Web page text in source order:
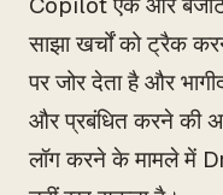
साझा खर्चों को ट्रैक
पर जोर देता है और
और प्रबंधित करने की
लॉग करने के मामले में